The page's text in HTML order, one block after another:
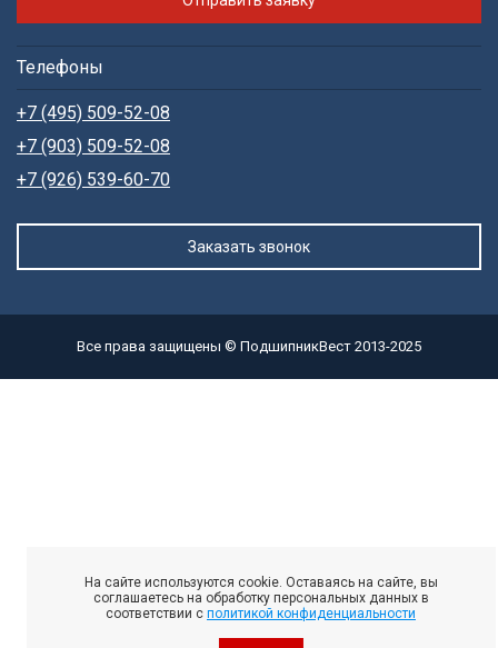
Телефоны
+7 (495) 509-52-08
+7 (903) 509-52-08
+7 (926) 539-60-70
Заказать звонок
Все права защищены © ПодшипникВест 2013-2025
На сайте используются cookie. Оставаясь на сайте, вы
соглашаетесь на обработку персональных данных в
соответствии с политикой конфиденциальности